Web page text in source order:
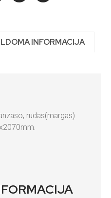
INFORMACIJA
rudas(margas)